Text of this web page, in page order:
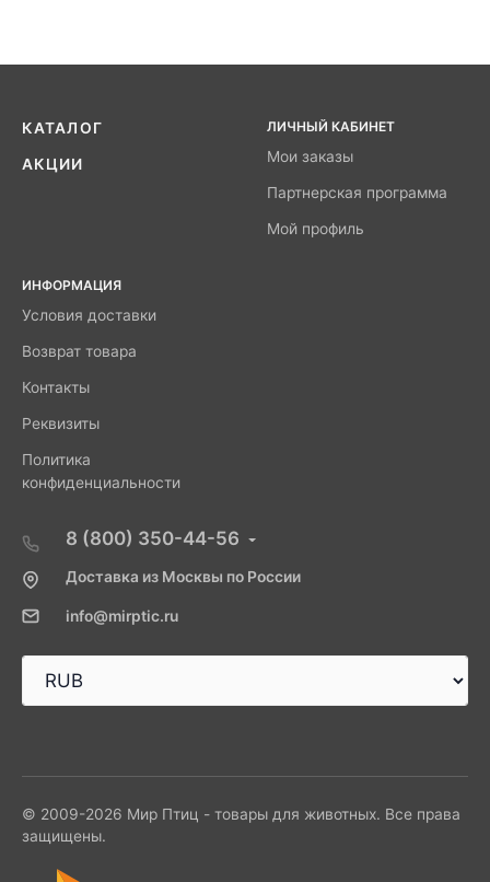
КАТАЛОГ
АКЦИИ
ЛИЧНЫЙ КАБИНЕТ
Мои заказы
Партнерская программа
Мой профиль
ИНФОРМАЦИЯ
Условия доставки
Возврат товара
Контакты
Реквизиты
Политика
конфиденциальности
8 (800) 350-44-56
Доставка из Москвы по России
info@mirptic.ru
© 2009-2026 Мир Птиц - товары для животных. Все права
защищены.